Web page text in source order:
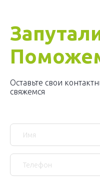
Оставьте свои
свяжемся